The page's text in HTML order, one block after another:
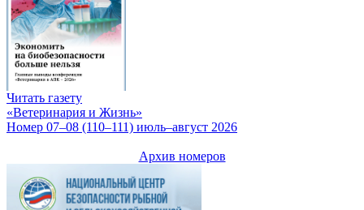
Читать газету
«Ветеринария и Жизнь»
Номер 07–08 (110–111) июль–август 2026
Архив номеров